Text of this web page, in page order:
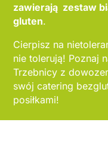
zawierają zestaw
gluten.
Cierpisz na
nie tolerują! Poznaj
Trzebnicy z
swój catering
posiłkami!